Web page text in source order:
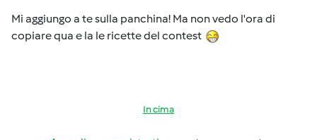
Mi aggiungo a te sulla panchina! Ma non vedo l'ora di
copiare qua e la le ricette del contest
In cima